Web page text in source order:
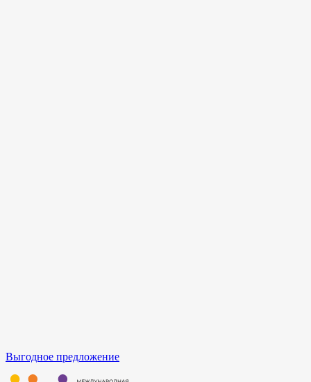
Выгодное предложение